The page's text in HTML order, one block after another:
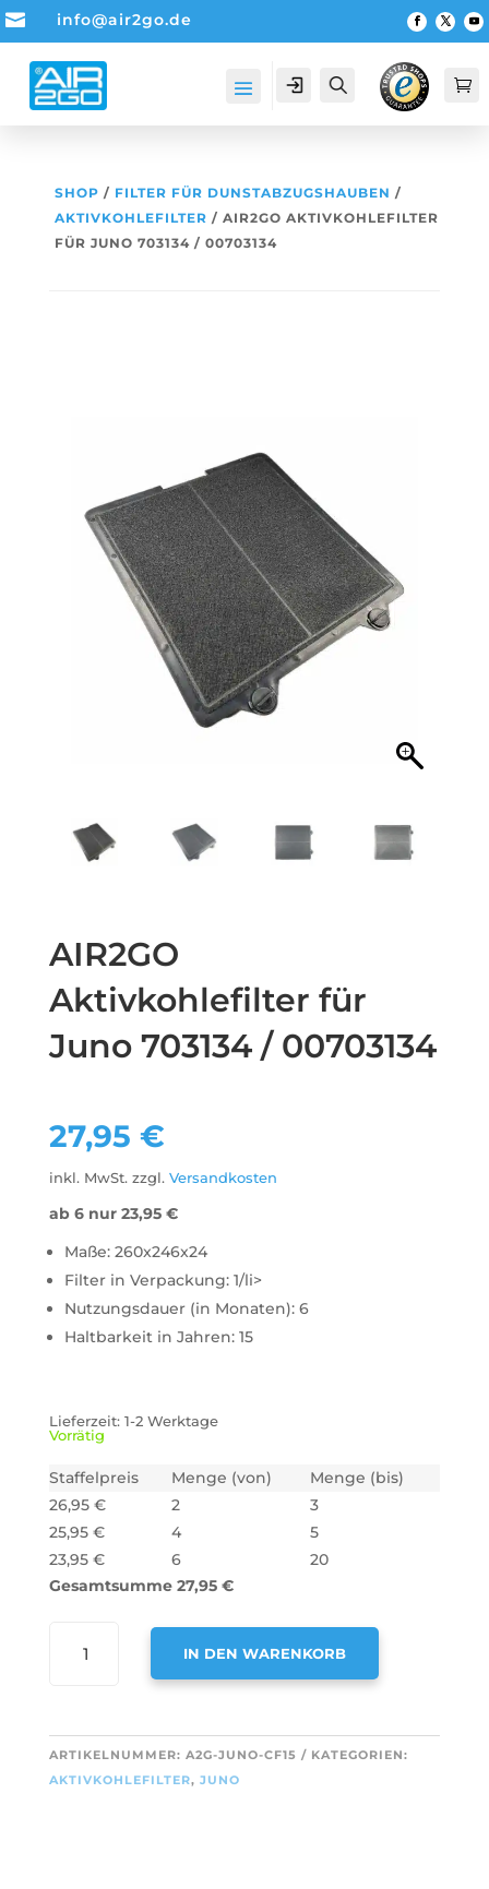
 info@air2go.de
Account Suche 
SHOP / FILTER FÜR DUNSTABZUGSHAUBEN /
AKTIVKOHLEFILTER / AIR2GO AKTIVKOHLEFILTER
FÜR JUNO 703134 / 00703134
AIR2GO
Aktivkohlefilter für
Juno 703134 / 00703134
27,95 €
inkl. MwSt. zzgl. Versandkosten
ab 6 nur 23,95 €
Maße: 260x246x24
Filter in Verpackung: 1/li>
Nutzungsdauer (in Monaten): 6
Haltbarkeit in Jahren: 15
Lieferzeit: 1-2 Werktage
Vorrätig
Staffelpreis Menge (von)
Menge (bis)
26,95 € 2
3
25,95 € 4
5
23,95 € 6
20
Gesamtsumme 27,95 €
AKTIVKOHLEFILTER
703134
/
00703134
IN DEN WARENKORB
T
E
ARTIKELNUMMER: A2G-JUNO-CF15
KATEGORIEN:
AKTIVKOHLEFILTER, JUNO